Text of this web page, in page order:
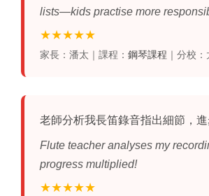
lists—kids practise more
★★★★★
家長：潘太｜課程： 鋼琴課程 ｜分校
老師分析我長笛錄音指出細節，進
Flute teacher analyses my
progress multiplied!
★★★★★